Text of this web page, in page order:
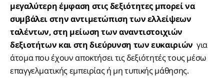
μεγαλύτερη έμφαση στις δεξιότητες μπορεί να
συμβάλει στην αντιμετώπιση των ελλείψεων
ταλέντων, στη μείωση των αναντιστοιχιών
δεξιοτήτων και στη διεύρυνση των ευκαιριών για
άτομα που έχουν αποκτήσει τις δεξιότητές τους μέσω
επαγγελματικής εμπειρίας ή μη τυπικής μάθησης.